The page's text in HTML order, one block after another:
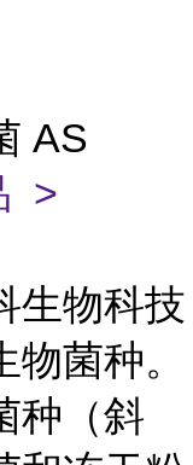
AS
>
生物科技
菌种。
种（斜